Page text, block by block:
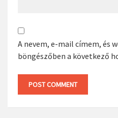
A nevem, e-mail címem, és
böngészőben a következő